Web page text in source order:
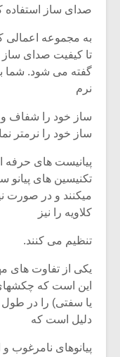
صدای ساز استفاده
به مجموعه اعمالی
تا کیفیت صدای ساز
گفته می شود. شما
نرم
ساز خود را شفاف
ساز خود را نرمتر
پیانیست های
تکنیسین های پیانو
میکنند و در صورت
کلاویه را نیز
تنظیم می کنند.
یکی از تفاوت های
این است که
یا سفتی) را در
دلیل است که
پیانوهای نامرغوب